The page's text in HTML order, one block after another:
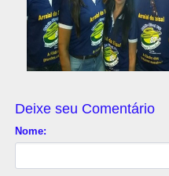
Deixe seu Comentário
Nome: